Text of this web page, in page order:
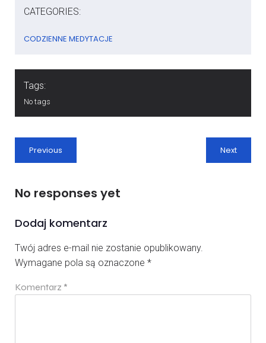
CATEGORIES:
CODZIENNE MEDYTACJE
Tags:
No tags
Previous Next
No responses yet
Dodaj komentarz
Twój adres e-mail nie zostanie opublikowany.
Wymagane pola są oznaczone *
Komentarz *